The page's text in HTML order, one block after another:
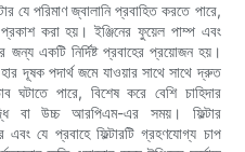
যে পরিমাণ জ্বালানি প্রবাহিত করতে পারে,
প্রকাশ করা হয়। ইঞ্জিনের ফুয়েল পাম্প এবং
জন্য একটি নির্দিষ্ট প্রবাহের প্রয়োজন হয়।
দূষক পদার্থ জমে যাওয়ার সাথে সাথে দ্রুত
ঘটাতে পারে, বিশেষ করে বেশি চাহিদার
বা উচ্চ আরপিএম-এর সময়। ফিল্টার
যে প্রবাহে ফিল্টারটি গ্রহণযোগ্য চাপ